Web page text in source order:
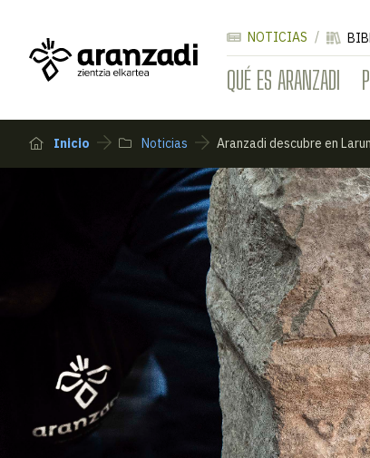
QUÉ ES ARANZADI
NOTICIAS
Inicio Noticias Aranzadi descubre en